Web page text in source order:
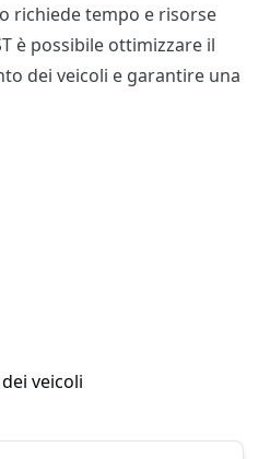
richiede tempo e risorse
è possibile ottimizzare il
dei veicoli e garantire una
veicoli